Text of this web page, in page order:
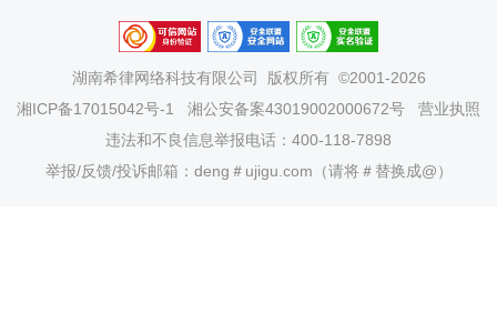
湖南希律网络科技有限公司
版权所有 ©2001-2026
湘ICP备17015042号-1
湘公安备案43019002000672号
营业执照
违法和不良信息举报电话：400-118-7898
举报/反馈/投诉邮箱：deng＃ujigu.com（请将＃替换成@）